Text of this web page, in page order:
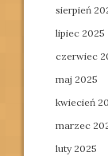
sierpień
lipiec 2025
czerwiec
maj 2025
kwiecień
marzec
luty 2025